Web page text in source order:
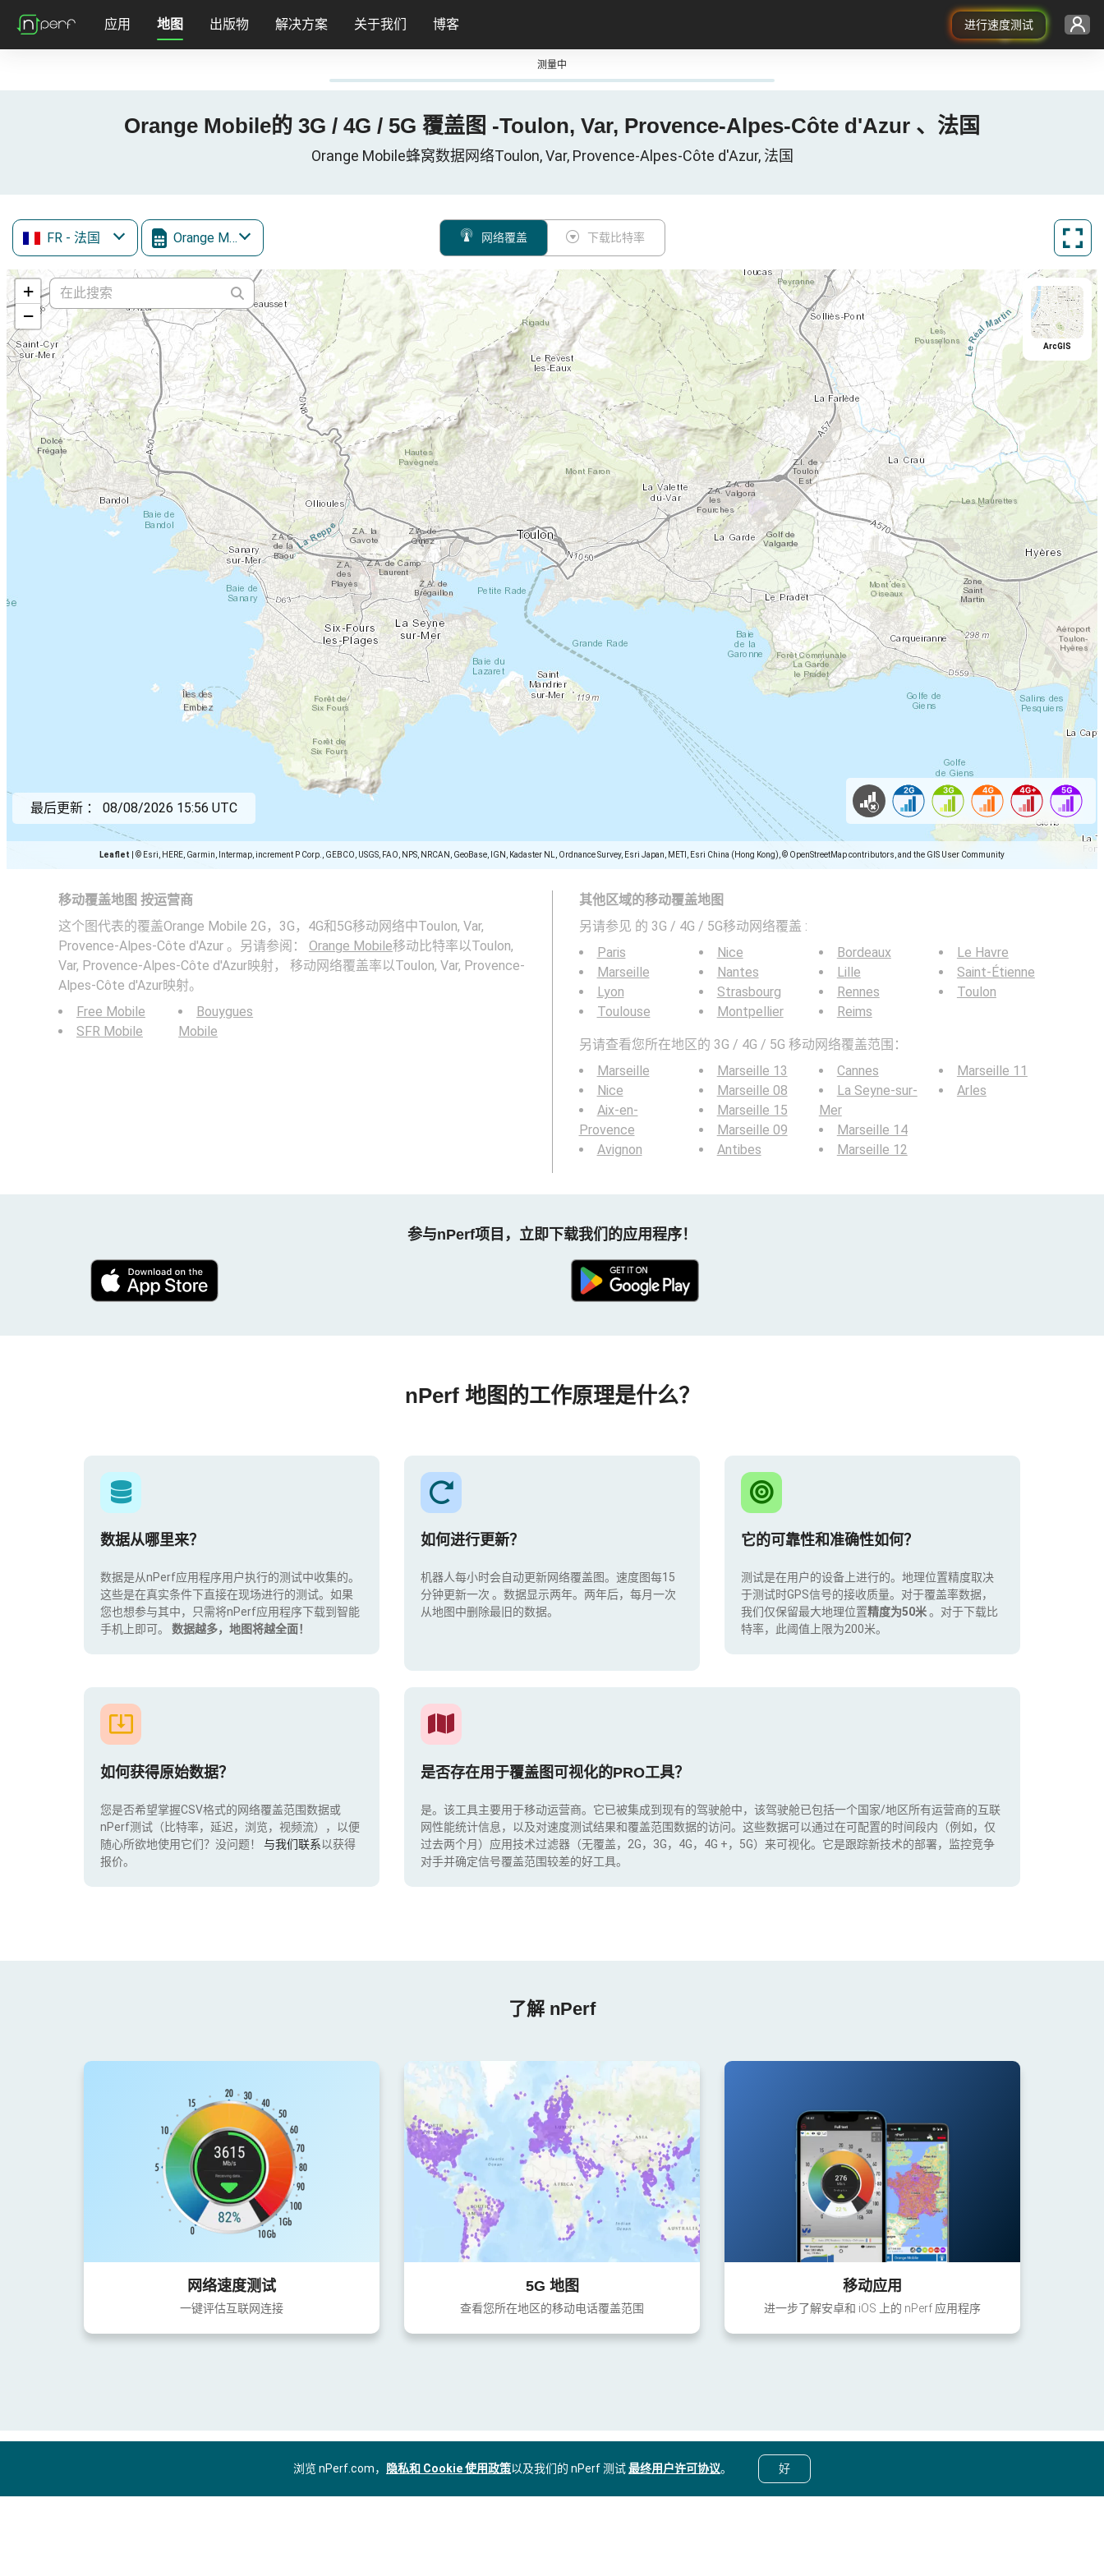
进行速度测试
应用 地图 出版物 解决方案 关于我们 博客
测量中
Orange Mobile的 3G / 4G / 5G 覆盖图 -Toulon, Var, Provence-Alpes-Côte d'Azur 、法国
Orange Mobile蜂窝数据网络Toulon, Var, Provence-Alpes-Côte d'Azur, 法国
FR - 法国 Orange Mobile 网络覆盖 下载比特率
+
−
Leaflet © Esri, HERE, Garmin, Intermap, increment P Corp., GEBCO, USGS, FAO, NPS, NRCAN, GeoBase, IGN, Kadaster NL, Ordnance Survey, Esri Japan, METI, Esri China (Hong Kong), © OpenStreetMap contributors, and the GIS User Community
ArcGIS
最后更新 ： 08/08/2026 15:56 UTC
移动覆盖地图 按运营商
这个图代表的覆盖Orange Mobile 2G，3G，4G和5G移动网络中Toulon, Var,
Provence-Alpes-Côte d'Azur 。另请参阅： Orange Mobile移动比特率以Toulon,
Var, Provence-Alpes-Côte d'Azur映射， 移动网络覆盖率以Toulon, Var, Provence-
Alpes-Côte d'Azur映射。
Free Mobile
SFR Mobile
Bouygues
Mobile
其他区域的移动覆盖地图
另请参见 的 3G / 4G / 5G移动网络覆盖 :
Paris
Marseille
Lyon
Toulouse
Nice
Nantes
Strasbourg
Montpellier
Bordeaux
Lille
Rennes
Reims
Le Havre
Saint-Étienne
Toulon
另请查看您所在地区的 3G / 4G / 5G 移动网络覆盖范围：
Marseille
Nice
Aix-en-
Provence
Avignon
Marseille 13
Marseille 08
Marseille 15
Marseille 09
Antibes
Cannes
La Seyne-sur-
Mer
Marseille 14
Marseille 12
Marseille 11
Arles
参与nPerf项目，立即下载我们的应用程序！
nPerf 地图的工作原理是什么？
数据从哪里来？
数据是从nPerf应用程序用户执行的测试中收集的。
这些是在真实条件下直接在现场进行的测试。如果
您也想参与其中，只需将nPerf应用程序下载到智能
手机上即可。 数据越多，地图将越全面！
如何进行更新？
机器人每小时会自动更新网络覆盖图。速度图每15
分钟更新一次 。数据显示两年。两年后，每月一次
从地图中删除最旧的数据。
它的可靠性和准确性如何？
测试是在用户的设备上进行的。地理位置精度取决
于测试时GPS信号的接收质量。对于覆盖率数据，
我们仅保留最大地理位置精度为50米。对于下载比
特率，此阈值上限为200米。
如何获得原始数据？
您是否希望掌握CSV格式的网络覆盖范围数据或
nPerf测试（比特率，延迟，浏览，视频流），以便
随心所欲地使用它们？没问题！ 与我们联系以获得
报价。
是否存在用于覆盖图可视化的PRO工具？
是。该工具主要用于移动运营商。它已被集成到现有的驾驶舱中，该驾驶舱已包括一个国家/地区所有运营商的互联
网性能统计信息，以及对速度测试结果和覆盖范围数据的访问。这些数据可以通过在可配置的时间段内（例如，仅
过去两个月）应用技术过滤器（无覆盖，2G，3G，4G，4G +，5G）来可视化。它是跟踪新技术的部署，监控竞争
对手并确定信号覆盖范围较差的好工具。
了解 nPerf
网络速度测试
一键评估互联网连接
5G 地图
查看您所在地区的移动电话覆盖范围
移动应用
进一步了解安卓和 iOS 上的 nPerf 应用程序
浏览 nPerf.com， 隐私和 Cookie 使用政策以及我们的 nPerf 测试最终用户许可协议。 好